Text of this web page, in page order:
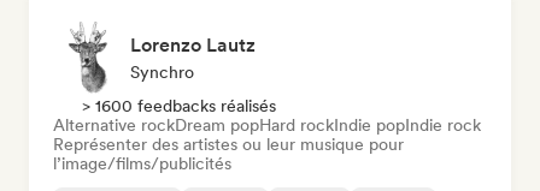
Lorenzo Lautz
Synchro
> 1600 feedbacks réalisés
Alternative rockDream popHard rockIndie popIndie rock
Représenter des artistes ou leur musique pour
l’image/films/publicités